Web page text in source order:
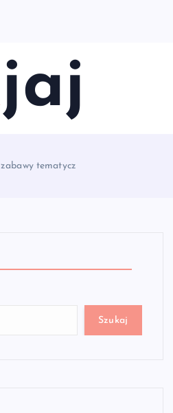
Ajaj
zabawy tematycz
Szukaj